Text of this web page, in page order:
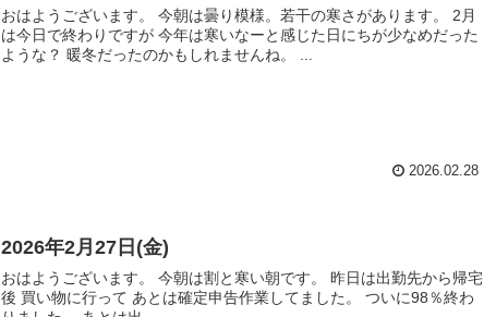
おはようございます。 今朝は曇り模様。若干の寒さがあります。 2月
は今日で終わりですが 今年は寒いなーと感じた日にちが少なめだった
ような？ 暖冬だったのかもしれませんね。 ...
2026.02.28
2026年2月27日(金)
おはようございます。 今朝は割と寒い朝です。 昨日は出勤先から帰宅
後 買い物に行って あとは確定申告作業してました。 ついに98％終わ